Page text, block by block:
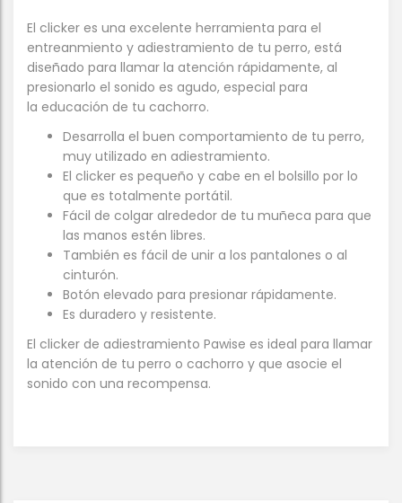
El clicker es una excelente herramienta para el
entreanmiento y adiestramiento de tu perro, está
diseñado para llamar la atención rápidamente, al
presionarlo el sonido es agudo, especial para
la educación de tu cachorro.
Desarrolla el buen comportamiento de tu perro,
muy utilizado en adiestramiento.
El clicker es pequeño y cabe en el bolsillo por lo
que es totalmente portátil.
Fácil de colgar alrededor de tu muñeca para que
las manos estén libres.
También es fácil de unir a los pantalones o al
cinturón.
Botón elevado para presionar rápidamente.
Es duradero y resistente.
El clicker de adiestramiento Pawise es ideal para llamar
la atención de tu perro o cachorro y que asocie el
sonido con una recompensa.